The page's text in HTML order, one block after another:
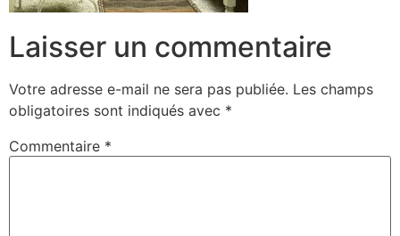
Laisser un commentaire
Votre adresse e-mail ne sera pas publiée. Les champs
obligatoires sont indiqués avec *
Commentaire *